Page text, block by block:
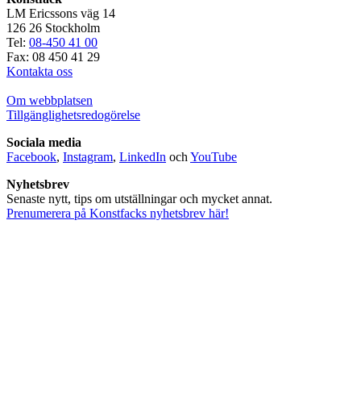
LM Ericssons väg 14
126 26 Stockholm
Tel: 08-450 41 00
Fax: 08 450 41 29
Kontakta oss
Om webbplatsen
Tillgänglighetsredogörelse
Sociala media
Facebook, Instagram, LinkedIn och YouTube
Nyhetsbrev
Senaste nytt, tips om utställningar och mycket annat.
Prenumerera på Konstfacks nyhetsbrev här!